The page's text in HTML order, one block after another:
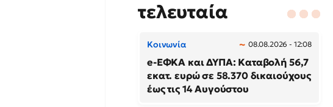
τελευταία
Κοινωνία 08.08.2026 - 12:08
e-ΕΦΚΑ και ΔΥΠΑ: Καταβολή 56,7
εκατ. ευρώ σε 58.370 δικαιούχους
έως τις 14 Αυγούστου